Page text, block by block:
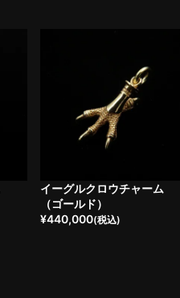
イーグルクロウチャーム
（ゴールド）
¥440,000(税込)